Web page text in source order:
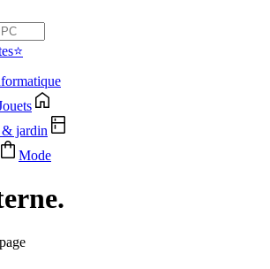
jardin
Mode